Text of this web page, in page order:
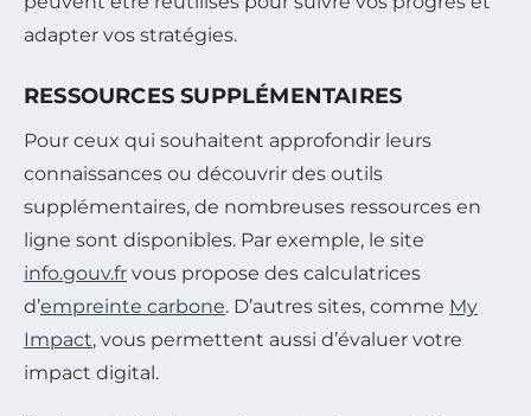
adapter vos stratégies.
RESSOURCES SUPPLÉMENTAIRES
Pour ceux qui souhaitent approfondir leurs
connaissances ou découvrir des outils
supplémentaires, de nombreuses ressources en
ligne sont disponibles. Par exemple, le site
info.gouv.fr vous propose des calculatrices
d’empreinte carbone. D’autres sites, comme My
Impact, vous permettent aussi d’évaluer votre
impact digital.